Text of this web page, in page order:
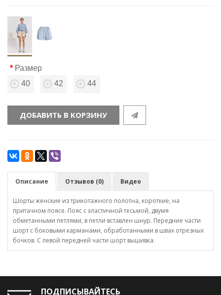
Размер
40
42 44
ДОБАВИТЬ В КОРЗИНУ
Описание Отзывов (0) Видео
Шорты женские из трикотажного полотна, короткие, на
притачном поясе. Пояс с эластичной тесьмой, двумя
обметанными петлями, в петли вставлен шнур. Передние части
шорт с боковыми карманами, обработанными в швах отрезных
бочков. С левой передней части шорт вышивка.
ПОДПИСЫВАЙТЕСЬ